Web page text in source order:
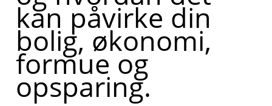
kan påvirke din
bolig, økonomi,
formue og
opsparing.